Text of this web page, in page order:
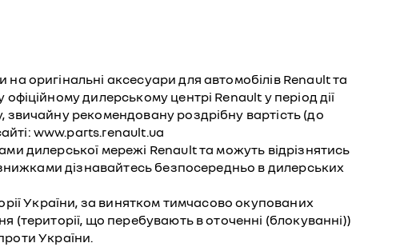
оригінальні аксесуари для автомобілів Renault та
дилерському центрі Renault у період дії
рекомендовану роздрібну вартість (до
www.parts.renault.ua
дилерської мережі Renault та можуть відрізнятись
дізнавайтесь безпосередньо в дилерських
України, за винятком тимчасово окупованих
(території, що перебувають в оточенні (блокуванні))
України.